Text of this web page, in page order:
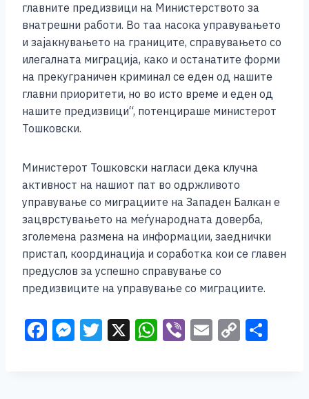
главните предизвици на Министерството за
внатрешни работи. Во таа насока управувањето
и зајакнувањето на границите, справувањето со
илегалната миграција, како и останатите форми
на прекуграничен криминал се еден од нашите
главни приоритети, но во исто време и еден од
нашите предизвици“, потенцираше министерот
Тошковски.
Министерот Тошковски нагласи дека клучна
активност на нашиот пат во одржливото
управување со миграциите на Западен Балкан е
зацврстувањето на меѓународната доверба,
зголемена размена на информации, заеднички
пристап, координација и соработка кои се главен
предуслов за успешно справување со
предизвиците на управување со миграциите.
F M T X W Vi E C